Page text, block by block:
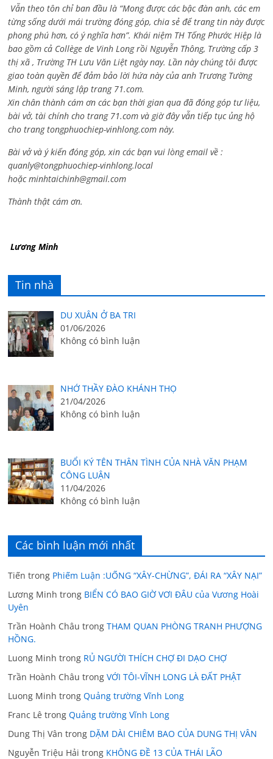
Vẫn theo tôn chỉ ban đầu là “Mong được các bậc đàn anh, các em
từng sống dưới mái trường đóng góp, chia sẻ để trang tin này được
phong phú hơn, có ý nghĩa hơn”. Khái niệm TH Tống Phước Hiệp là
bao gồm cả Collège de Vinh Long rồi Nguyễn Thông, Trường cấp 3
thị xã , Trường TH Lưu Văn Liệt ngày nay. Lần này chúng tôi được
giao toàn quyền để đảm bảo lời hứa này của anh Trương Tường
Minh, người sáng lập trang 71.com.
Xin chân thành cám ơn các bạn thời gian qua đã đóng góp tư liệu,
bài vở, tài chính cho trang 71.com và giờ đây vẫn tiếp tục ủng hộ
cho trang tongphuochiep-vinhlong.com này.
Bài vở và ý kiến đóng góp, xin các bạn vui lòng email về :
quanly@tongphuochiep-vinhlong.local
hoặcminhtaichinh@gmail.com
Thành thật cám ơn.
Lương Minh
Tin nhà
DU XUÂN Ở BA TRI
01/06/2026
Không có bình luận
NHỚ THẦY ĐÀO KHÁNH THỌ
21/04/2026
Không có bình luận
BUỔI KÝ TÊN THÂN TÌNH CỦA NHÀ VĂN PHẠM
CÔNG LUẬN
11/04/2026
Không có bình luận
Các bình luận mới nhất
Tiến trong Phiếm Luận :UỐNG “XÂY-CHỪNG”, ĐÁI RA “XÂY NẠI”
Lương Minh trong BIỂN CÓ BAO GIỜ VƠI ĐÂU của Vương Hoài
Uyên
Trần Hoành Châu trongTHAM QUAN PHÒNG TRANH PHƯỢNG
HỒNG.
Luong Minh trong RỦ NGƯỜI THÍCH CHỢ ĐI DẠO CHỢ
Trần Hoành Châu trongVỚI TÔI-VĨNH LONG LÀ ĐẤT PHẬT
Luong Minh trongQuảng trường Vĩnh Long
Franc Lê trongQuảng trường Vĩnh Long
Dung Thị Vân trong DẶM DÀI CHIÊM BAO CỦA DUNG THỊ VÂN
Nguyễn Triệu Hải trong KHÔNG ĐỀ 13 CỦA THÁI LÃO